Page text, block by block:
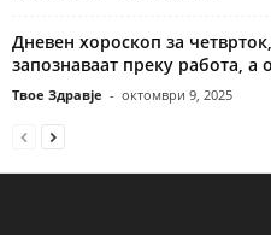
Дневен хороскоп за
запознаваат преку работа, а
Твое Здравје - октомври 9, 2025